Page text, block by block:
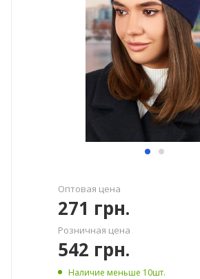
Оптовая цена
271 грн.
Розничная цена
542 грн.
Наличие меньше 10шт.